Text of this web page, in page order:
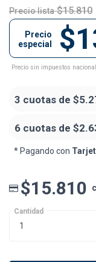
Precio lista $15.810
Precio
especial
Precio sin impuestos
3 cuotas de
6 cuotas de
* Pagando con
$15.810
Cantidad